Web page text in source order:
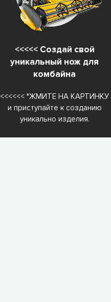
<<<<< Создай свой
уникальный нож для
комбайна
<<<<<< *ЖМИТЕ НА КАРТИНКУ
и приступайте к созданию
уникально изделия.